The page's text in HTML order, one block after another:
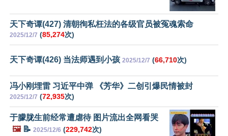
天下奇谭(427) 清朝徇私枉法的各级官员被冤魂索命
2025/12/7 (85,274次)
天下奇谭(426) 当法师遇到小孩 2025/12/7 (66,710次)
冯小刚埋雷 习近平中弹 《芳华》二创引爆民情被封
2025/12/7 (72,935次)
于朦胧生前经常遭虐待 图片流出全网看哭
🖼️📝 2025/12/6 (229,742次)